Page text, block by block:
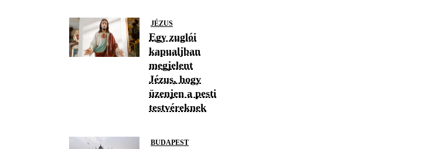
JÉZUS
Egy zuglói
kapualjban
megjelent
Jézus, hogy
üzenjen a pesti
testvéreknek
BUDAPEST